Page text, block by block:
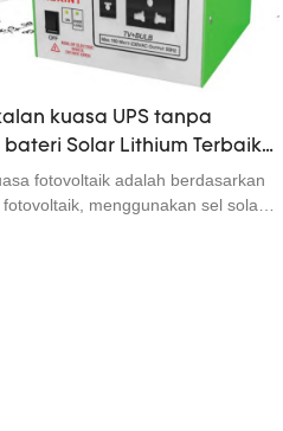
kuasa UPS tanpa
Solar Lithium Terbaik
- KEXINT
fotovoltaik adalah berdasarkan
menggunakan sel solar